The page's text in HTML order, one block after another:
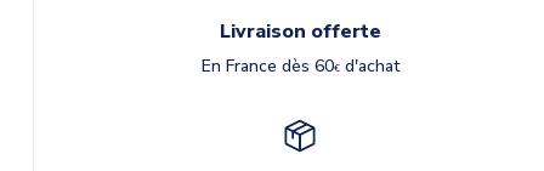
Livraison offerte
En France dès 60€d'achat